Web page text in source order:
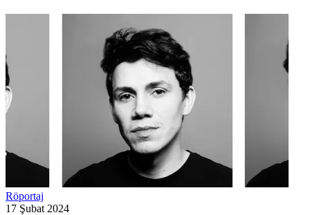
Röportaj
17 Şubat 2024